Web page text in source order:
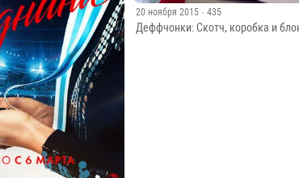
20 ноября 2015 · 435
Деффчонки: Скотч, коробка и